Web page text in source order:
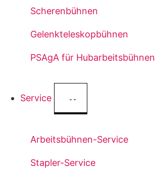
Scherenbühnen
Gelenkteleskopbühnen
PSAgA für Hubarbeitsbühnen
Service
Arbeitsbühnen-Service
Stapler-Service